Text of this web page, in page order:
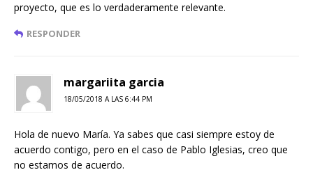
proyecto, que es lo verdaderamente relevante.
RESPONDER
margariita garcia
18/05/2018 A LAS 6:44 PM
Hola de nuevo María. Ya sabes que casi siempre estoy de
acuerdo contigo, pero en el caso de Pablo Iglesias, creo que
no estamos de acuerdo.